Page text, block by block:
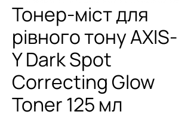
Тонер-міст для
рівного тону AXIS-
Y Dark Spot
Correcting Glow
Toner 125 мл